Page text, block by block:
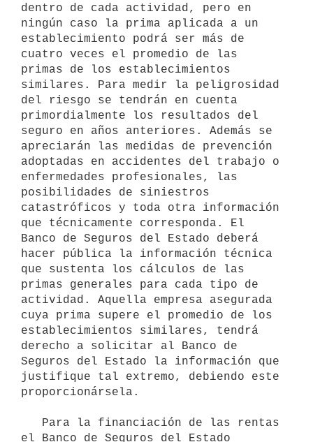
dentro de cada actividad, pero en
ningún caso la prima aplicada a un
establecimiento podrá ser más de
cuatro veces el promedio de las
primas de los establecimientos
similares. Para medir la peligrosidad
del riesgo se tendrán en cuenta
primordialmente los resultados del
seguro en años anteriores. Además se
apreciarán las medidas de prevención
adoptadas en accidentes del trabajo o
enfermedades profesionales, las
posibilidades de siniestros
catastróficos y toda otra información
que técnicamente corresponda. El
Banco de Seguros del Estado deberá
hacer pública la información técnica
que sustenta los cálculos de las
primas generales para cada tipo de
actividad. Aquella empresa asegurada
cuya prima supere el promedio de los
establecimientos similares, tendrá
derecho a solicitar al Banco de
Seguros del Estado la información que
justifique tal extremo, debiendo este
proporcionársela.
el Banco de Seguros del Estado